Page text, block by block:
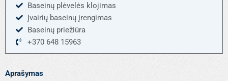
kg
Baseinų plėvelės klojimas
Įvairių baseinų įrengimas
Baseinų priežiūra
+370 648 15963
Aprašymas